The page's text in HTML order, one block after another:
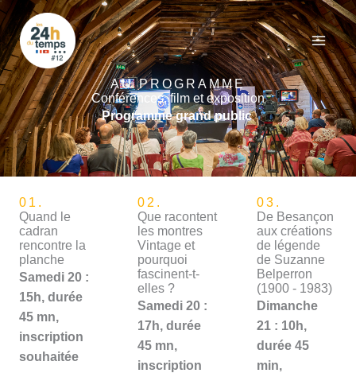
Aller
au
contenu
AU PROGRAMME
Conférences, film et exposition
Programme grand public
01.
Quand le
cadran
rencontre la
planche
Samedi 20 :
15h, durée
45 mn,
inscription
souhaitée
02.
Que racontent
les montres
Vintage et
pourquoi
fascinent-t-
elles ?
Samedi 20 :
17h, durée
45 mn,
inscription
03.
De Besançon
aux créations
de légende
de Suzanne
Belperron
(1900 - 1983)
Dimanche
21 : 10h,
durée 45
min,